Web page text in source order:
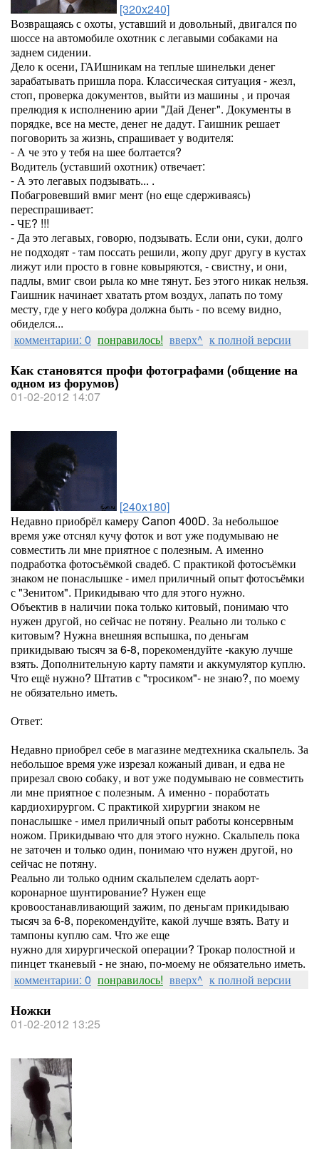
[320x240]
Возвращаясь с охоты, уставший и довольный, двигался по
шоссе на автомобиле охотник с легавыми собаками на
заднем сидении.
Дело к осени, ГАИшникам на теплые шинельки денег
зарабатывать пришла пора. Классическая ситуация - жезл,
стоп, проверка документов, выйти из машины , и прочая
прелюдия к исполнению арии "Дай Денег". Документы в
порядке, все на месте, денег не дадут. Гаишник решает
поговорить за жизнь, спрашивает у водителя:
- А че это у тебя на шее болтается?
Водитель (уставший охотник) отвечает:
- А это легавых подзывать... .
Побагровевший вмиг мент (но еще сдерживаясь)
переспрашивает:
- ЧЕ? !!!
- Да это легавых, говорю, подзывать. Если они, суки, долго
не подходят - там поссать решили, жопу друг другу в кустах
лижут или просто в говне ковыряются, - свистну, и они,
падлы, вмиг свои рыла ко мне тянут. Без этого никак нельзя.
Гаишник начинает хватать ртом воздух, лапать по тому
месту, где у него кобура должна быть - по всему видно,
обиделся...
комментарии: 0 понравилось! вверх^ к полной версии
Как становятся профи фотографами (общение на
одном из форумов)
01-02-2012 14:07
[240x180]
Недавно приобрёл камеру Canon 400D. За небольшое
время уже отснял кучу фоток и вот уже подумываю не
совместить ли мне приятное с полезным. А именно
подработка фотосъёмкой свадеб. С практикой фотосъёмки
знаком не понаслышке - имел приличный опыт фотосъёмки
с "Зенитом". Прикидываю что для этого нужно.
Объектив в наличии пока только китовый, понимаю что
нужен другой, но сейчас не потяну. Реально ли только с
китовым? Нужна внешняя вспышка, по деньгам
прикидываю тысяч за 6-8, порекомендуйте -какую лучше
взять. Дополнительную карту памяти и аккумулятор куплю.
Что ещё нужно? Штатив с "тросиком"- не знаю?, по моему
не обязательно иметь.
Ответ:
Недавно приобрел себе в магазине медтехника скальпель. За
небольшое время уже изрезал кожаный диван, и едва не
прирезал свою собаку, и вот уже подумываю не совместить
ли мне приятное с полезным. А именно - поработать
кардиохирургом. С практикой хирургии знаком не
понаслышке - имел приличный опыт работы консервным
ножом. Прикидываю что для этого нужно. Скальпель пока
не заточен и только один, понимаю что нужен другой, но
сейчас не потяну.
Реально ли только одним скальпелем сделать аорт-
коронарное шунтирование? Нужен еще
кровоостанавливающий зажим, по деньгам прикидываю
тысяч за 6-8, порекомендуйте, какой лучше взять. Вату и
тампоны куплю сам. Что же еще
нужно для хирургической операции? Трокар полостной и
пинцет тканевый - не знаю, по-моему не обязательно иметь.
комментарии: 0 понравилось! вверх^ к полной версии
Ножки
01-02-2012 13:25